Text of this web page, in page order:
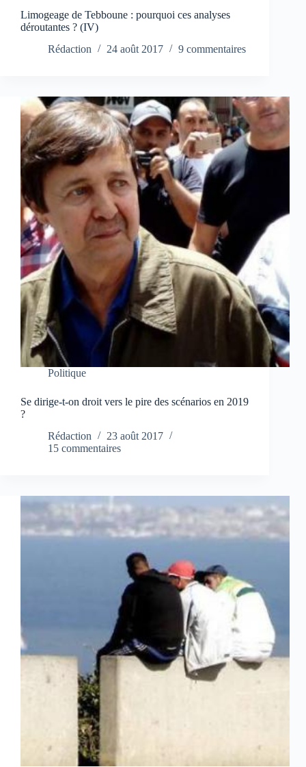
Limogeage de Tebboune : pourquoi ces analyses
déroutantes ? (IV)
Rédaction
24 août 2017 9 commentaires
Politique
Se dirige-t-on droit vers le pire des scénarios en 2019
?
Rédaction
23 août 2017
15 commentaires